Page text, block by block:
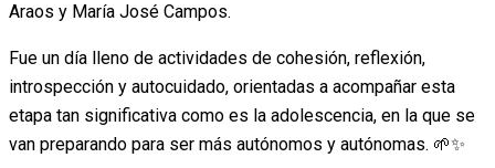
Araos y María José Campos.
Fue un día lleno de actividades de cohesión, reflexión,
introspección y autocuidado, orientadas a acompañar esta
etapa tan significativa como es la adolescencia, en la que se
van preparando para ser más autónomos y autónomas. 🌱✨